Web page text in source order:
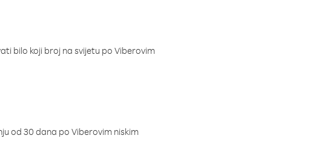
bilo koji broj na svijetu po Viberovim
od 30 dana po Viberovim niskim